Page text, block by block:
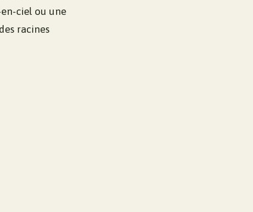
ciel ou une
racines